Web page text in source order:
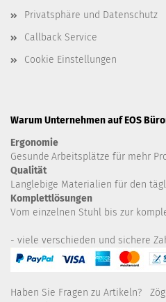
Privatsphäre und Datenschutz
Callback Service
Cookie Einstellungen
Warum Unternehmen auf EOS
Ergonomie
Gesunde Arbeitsplätze für mehr
Qualität
Langlebige Materialien für den
Komplettlösungen
Vom einzelnen Stuhl bis zur
- viele verschieden und sichere
Haben Sie Fragen zu Artikeln?